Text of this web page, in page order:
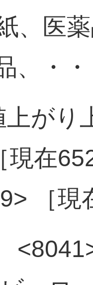
、医
、・
上が
現在
［現